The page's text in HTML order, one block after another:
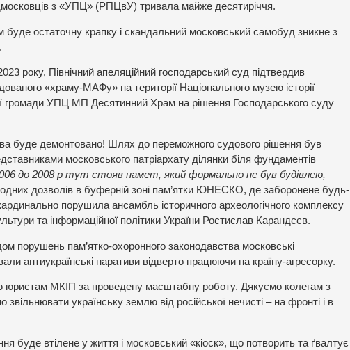
з «УПЦ» (РПЦвУ) тривала майже десятиріччя.
буде остаточну крапку і скандальний московський самобуд зникне з
року, Північний апеляційний господарський суд підтвердив
«храму-МАФу» на території Національного музею історії
громади УПЦ МП Десятинний Храм на рішення Господарського суду
буде демонтовано! Шлях до переможного судового рішення був
московського патріархату ділянки біля фундаментів
до 2008 р тут стояв намет, який формально не був будівлею, —
дозволів в буферній зоні пам’ятки ЮНЕСКО, де заборонене будь-
порушила ансамбль історичного археологічного комплексу
та інформаційної політики України Ростислав Карандєєв.
порушень пам’ятко-охоронного законодавства московські
антиукраїнські наративи відверто працюючи на країну-агресорку.
МКІП за проведену масштабну роботу. Дякуємо колегам з
українську землю від російської нечисті – на фронті і в
буде втілене у життя і московський «кіоск», що потворить та ґвалтує